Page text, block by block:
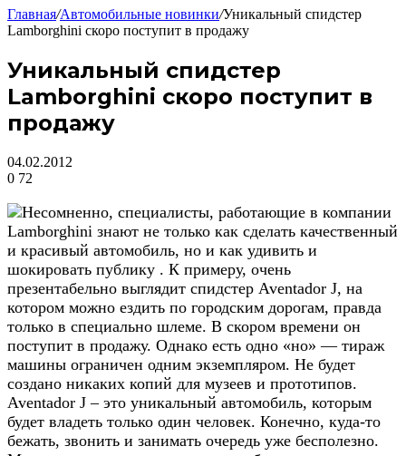
Главная/Автомобильные новинки/Уникальный спидстер
Lamborghini скоро поступит в продажу
Уникальный спидстер
Lamborghini скоро поступит в
продажу
04.02.2012
0 72
Несомненно, специалисты, работающие в компании
Lamborghini знают не только как сделать качественный
и красивый автомобиль, но и как удивить и
шокировать публику . К примеру, очень
презентабельно выглядит спидстер Aventador J, на
котором можно ездить по городским дорогам, правда
только в специально шлеме. В скором времени он
поступит в продажу. Однако есть одно «но» — тираж
машины ограничен одним экземпляром. Не будет
создано никаких копий для музеев и прототипов.
Aventador J – это уникальный автомобиль, которым
будет владеть только один человек. Конечно, куда-то
бежать, звонить и занимать очередь уже бесполезно.